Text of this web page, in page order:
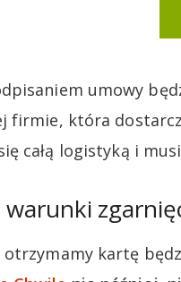
umowy
firmie, która
całą logistyką i
warunki
otrzymamy kartę